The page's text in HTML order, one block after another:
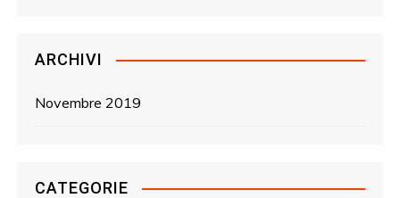
ARCHIVI
Novembre 2019
CATEGORIE